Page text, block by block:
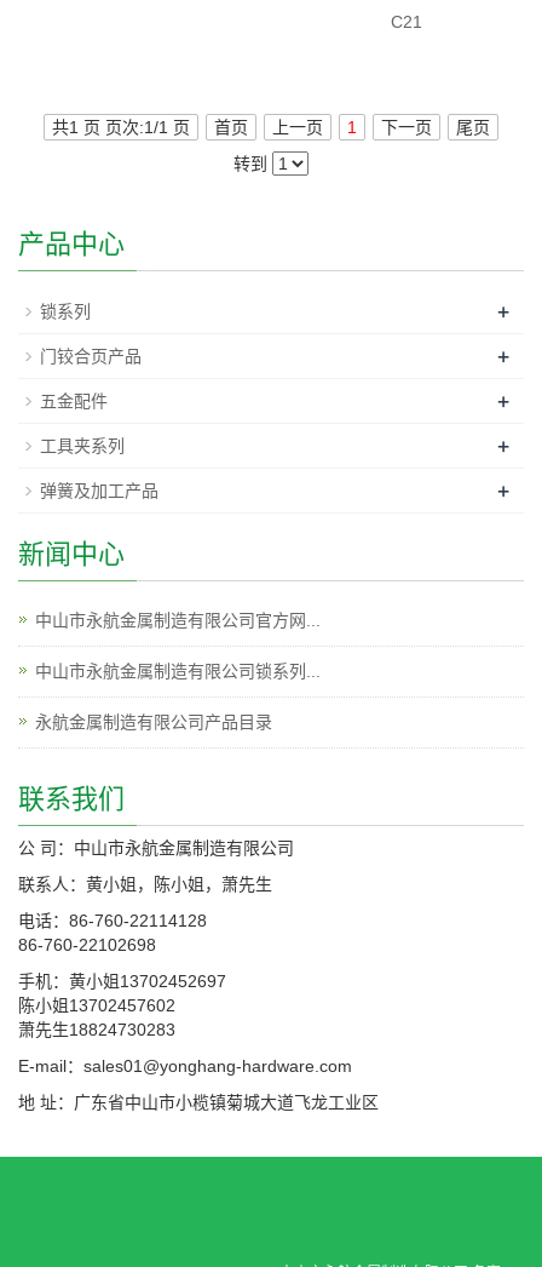
C21
共1 页 页次:1/1 页 首页 上一页 1 下一页
尾页
转到
产品中心
锁系列 +
门铰合页产品 +
五金配件 +
工具夹系列 +
弹簧及加工产品 +
新闻中心
中山市永航金属制造有限公司官方网...
中山市永航金属制造有限公司锁系列...
永航金属制造有限公司产品目录
联系我们
公 司：中山市永航金属制造有限公司
联系人：黄小姐，陈小姐，萧先生
电话：86-760-22114128
86-760-22102698
手机：黄小姐13702452697
陈小姐13702457602
萧先生18824730283
E-mail：sales01@yonghang-hardware.com
地 址：广东省中山市小榄镇菊城大道飞龙工业区